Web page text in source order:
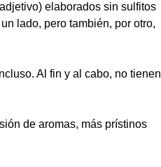
elaborados sin sulfitos
lado, pero también, por otro,
Al fin y al cabo, no tienen
de aromas, más prístinos